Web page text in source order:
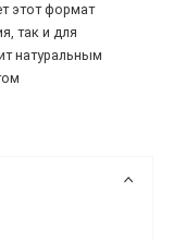
этот формат
так и для
натуральным